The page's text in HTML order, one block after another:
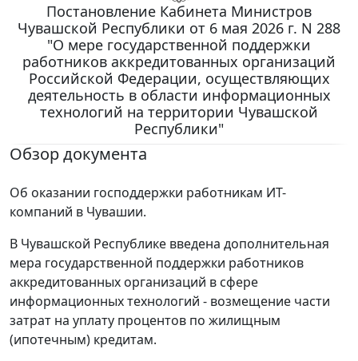
Постановление Кабинета Министров
Чувашской Республики от 6 мая 2026 г. N 288
"О мере государственной поддержки
работников аккредитованных организаций
Российской Федерации, осуществляющих
деятельность в области информационных
технологий на территории Чувашской
Республики"
Обзор документа
Об оказании господдержки работникам ИТ-
компаний в Чувашии.
В Чувашской Республике введена дополнительная
мера государственной поддержки работников
аккредитованных организаций в сфере
информационных технологий - возмещение части
затрат на уплату процентов по жилищным
(ипотечным) кредитам.